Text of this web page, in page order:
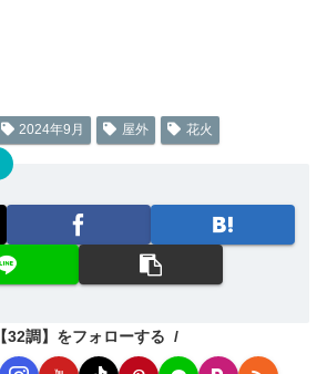
2024年9月 屋外 花火
【32調】をフォローする